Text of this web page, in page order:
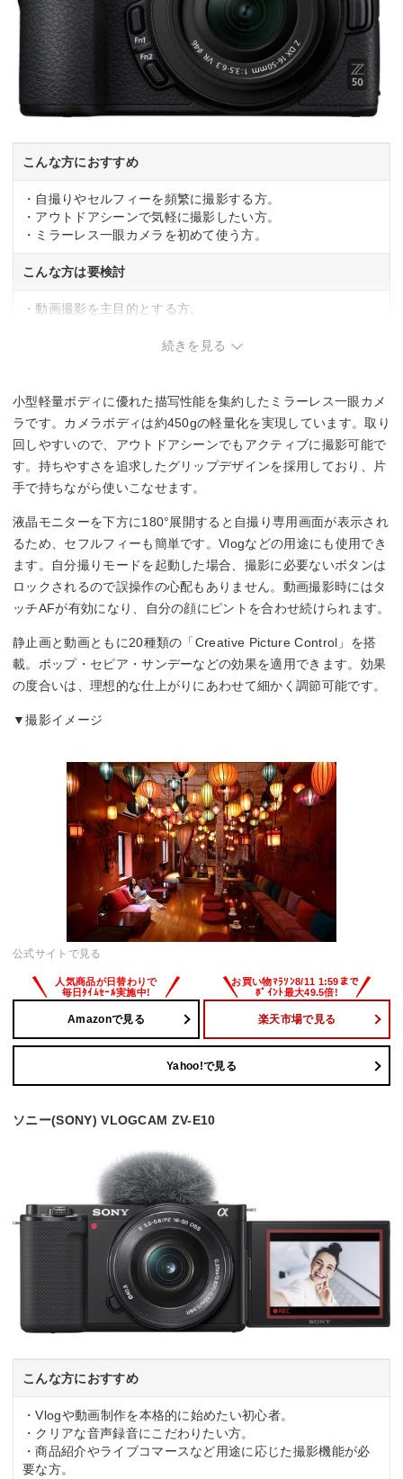
こんな方におすすめ
・自撮りやセルフィーを頻繁に撮影する方。
・アウトドアシーンで気軽に撮影したい方。
・ミラーレス一眼カメラを初めて使う方。
こんな方は要検討
・動画撮影を主目的とする方。
続きを見る
小型軽量ボディに優れた描写性能を集約したミラーレス一眼カメ
ラです。カメラボディは約450gの軽量化を実現しています。取り
回しやすいので、アウトドアシーンでもアクティブに撮影可能で
す。持ちやすさを追求したグリップデザインを採用しており、片
手で持ちながら使いこなせます。
液晶モニターを下方に180°展開すると自撮り専用画面が表示され
るため、セフルフィーも簡単です。Vlogなどの用途にも使用でき
ます。自分撮りモードを起動した場合、撮影に必要ないボタンは
ロックされるので誤操作の心配もありません。動画撮影時にはタ
ッチAFが有効になり、自分の顔にピントを合わせ続けられます。
静止画と動画ともに20種類の「Creative Picture Control」を搭
載。ポップ・セピア・サンデーなどの効果を適用できます。効果
の度合いは、理想的な仕上がりにあわせて細かく調節可能です。
▼撮影イメージ
公式サイトで見る
Amazonで見る 楽天市場で見る
Yahoo!で見る
ソニー(SONY) VLOGCAM ZV-E10
こんな方におすすめ
・Vlogや動画制作を本格的に始めたい初心者。
・クリアな音声録音にこだわりたい方。
・商品紹介やライブコマースなど用途に応じた撮影機能が必
要な方。